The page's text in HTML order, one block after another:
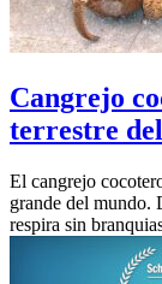
Cangrejo
terrestre
El cangrejo
grande del mundo.
respira sin